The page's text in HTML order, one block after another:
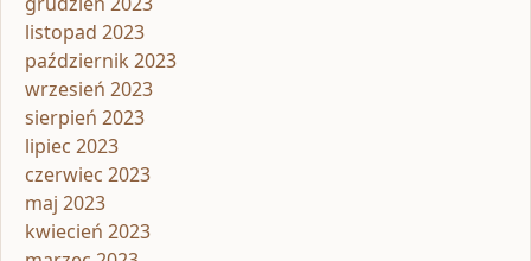
listopad 2023
październik 2023
wrzesień 2023
sierpień 2023
lipiec 2023
czerwiec 2023
maj 2023
kwiecień 2023